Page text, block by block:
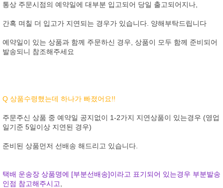
통상 주문시점의 예약일에 대부분 입고되어 당일 출고되어지나,
간혹 며칠 더 입고가 지연되는 경우가 있습니다. 양해부탁드립니다
예약일이 있는 상품과 함께 주문하신 경우, 상품이 모두 함께 준비되어
발송되니 참조해주세요
Q 상품수령했는데 하나가 빠졌어요!!
주문주신 상품 중 예약일 공지없이 1-2가지 지연상품이 있는경우 (영업
일기준 5일이상 지연된 경우)
준비된 상품먼저 선배송 해드리고 있습니다.
택배 운송장 상품명에 [부분선배송]이라고 표기되어 있는경우 부분발송
인점 참고해주시고